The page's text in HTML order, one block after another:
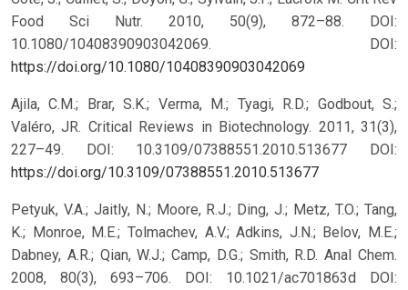
Food Sci Nutr. 2010, 50(9), 872–88. DOI:
10.1080/10408390903042069. DOI:
https://doi.org/10.1080/10408390903042069
Ajila, C.M.; Brar, S.K.; Verma, M.; Tyagi, R.D.; Godbout, S.;
Valéro, JR. Critical Reviews in Biotechnology. 2011, 31(3),
227–49. DOI: 10.3109/07388551.2010.513677 DOI:
https://doi.org/10.3109/07388551.2010.513677
Petyuk, V.A.; Jaitly, N.; Moore, R.J.; Ding, J.; Metz, T.O.; Tang,
K.; Monroe, M.E.; Tolmachev, A.V.; Adkins, J.N.; Belov, M.E.;
Dabney, A.R.; Qian, W.J.; Camp, D.G.; Smith, R.D. Anal Chem.
2008, 80(3), 693–706. DOI: 10.1021/ac701863d DOI: